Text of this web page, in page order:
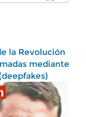
la Revolución
mediante